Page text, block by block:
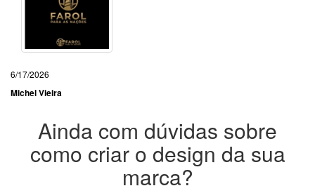
6/17/2026
Michel Vieira
Ainda com dúvidas sobre
como criar o design da sua
marca?